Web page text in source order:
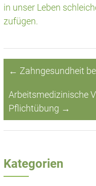
in unser Leben
zufügen.
← Zahngesundheit
Arbeitsmedizinische
Pflichtübung →
Kategorien